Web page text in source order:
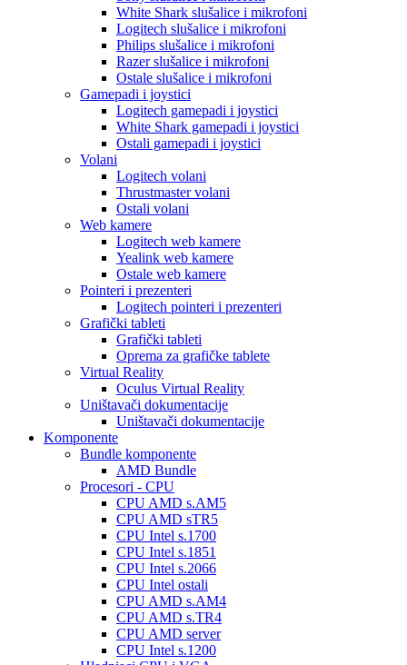
White Shark slušalice i mikrofoni
Logitech slušalice i mikrofoni
Philips slušalice i mikrofoni
Razer slušalice i mikrofoni
Ostale slušalice i mikrofoni
Gamepadi i joystici
Logitech gamepadi i joystici
White Shark gamepadi i joystici
Ostali gamepadi i joystici
Volani
Logitech volani
Thrustmaster volani
Ostali volani
Web kamere
Logitech web kamere
Yealink web kamere
Ostale web kamere
Pointeri i prezenteri
Logitech pointeri i prezenteri
Grafički tableti
Grafički tableti
Oprema za grafičke tablete
Virtual Reality
Oculus Virtual Reality
Uništavači dokumentacije
Uništavači dokumentacije
Komponente
Bundle komponente
AMD Bundle
Procesori - CPU
CPU AMD s.AM5
CPU AMD sTR5
CPU Intel s.1700
CPU Intel s.1851
CPU Intel s.2066
CPU Intel ostali
CPU AMD s.AM4
CPU AMD s.TR4
CPU AMD server
CPU Intel s.1200